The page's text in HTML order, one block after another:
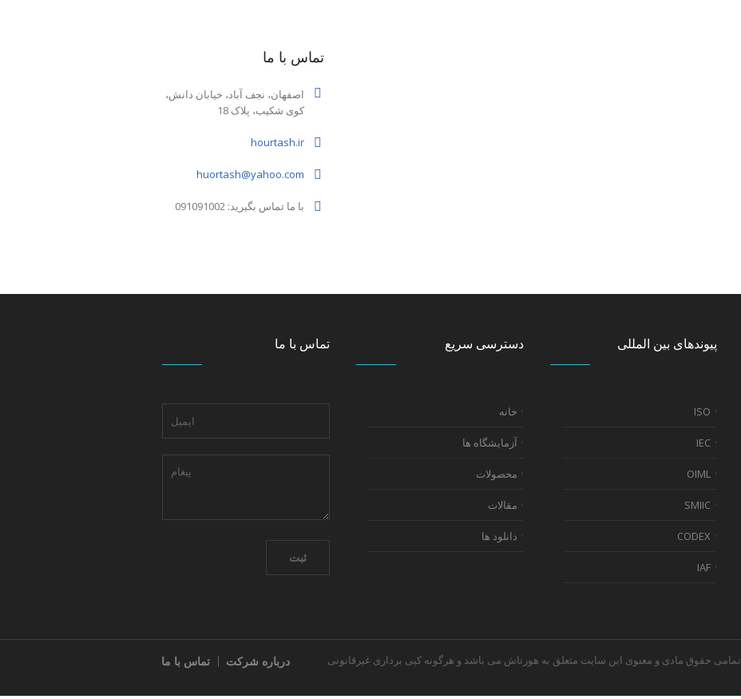
تماس با ما
اصفهان، نجف آباد، خیابان دانش،
کوی شکیب، پلاک 18
hourtash.ir
huortash@yahoo.com
با ما تماس بگیرید: 091091002
پیوندهای بین المللی
ISO
IEC
OIML
SMIIC
CODEX
IAF
دسترسی سریع
خانه
آزمایشگاه ها
محصولات
مقالات
دانلود ها
تماس با ما
درباره شرکت تماس با ما
آزمایشگاه مواد غذایی هورتاش © 1403 تمامی حقوق مادی و معنوی این سایت متعلق به هورتاش می باشد و هرگونه کپی برداری غیرقانونی